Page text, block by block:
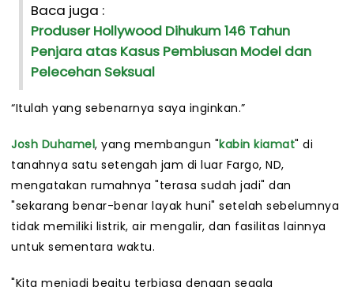
Baca juga :
Produser Hollywood Dihukum 146 Tahun
Penjara atas Kasus Pembiusan Model dan
Pelecehan Seksual
“Itulah yang sebenarnya saya inginkan.”
Josh Duhamel, yang membangun "kabin kiamat" di
tanahnya satu setengah jam di luar Fargo, ND,
mengatakan rumahnya "terasa sudah jadi" dan
"sekarang benar-benar layak huni" setelah sebelumnya
tidak memiliki listrik, air mengalir, dan fasilitas lainnya
untuk sementara waktu.
"Kita menjadi begitu terbiasa dengan segala